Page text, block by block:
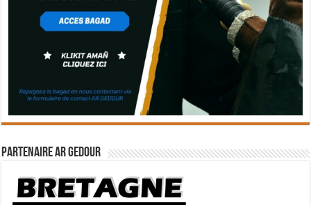
Partenaire Ar Gedour